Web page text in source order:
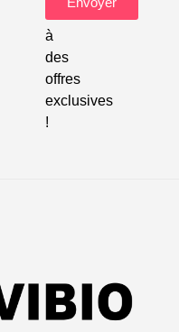
à
des
offres
exclusives
!